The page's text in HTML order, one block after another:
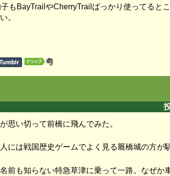
もBayTrailやCherryTrailばっかり使ってると
。
思い切って前橋に飛んでみた。
には戦国歴史ゲームでよく見る厩橋城の方が
前も知らない特急草津に乗って一路。なぜ